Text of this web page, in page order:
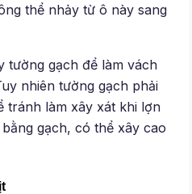
thể nhảy từ ô này sang
tường gạch để làm vách
nhiên tường gạch phải
tránh làm xây xát khi lợn
gạch, có thể xây cao